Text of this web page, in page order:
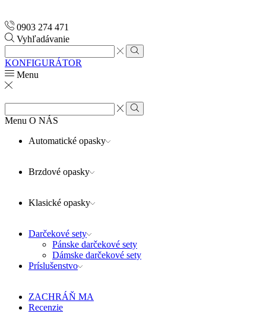
0903 274 471
Vyhľadávanie
Search
input
Search
KONFIGURÁTOR
Menu
Search
input
Search
Menu O NÁS
Automatické opasky
Brzdové opasky
Klasické opasky
Darčekové sety
Pánske darčekové sety
Dámske darčekové sety
Príslušenstvo
ZACHRÁŇ MA
Recenzie